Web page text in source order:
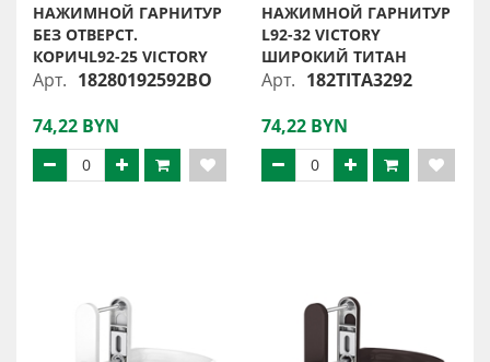
НАЖИМНОЙ ГАРНИТУР
БЕЗ ОТВЕРСТ.
КОРИЧL92-25 VICTORY
Арт. 18280192592BO
74,22 BYN
НАЖИМНОЙ ГАРНИТУР
L92-32 VICTORY
ШИРОКИЙ ТИТАН
Арт. 182TITA3292
74,22 BYN